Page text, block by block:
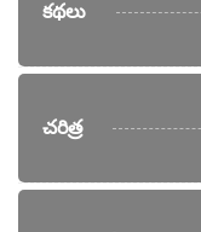
కథలు
చరిత్ర